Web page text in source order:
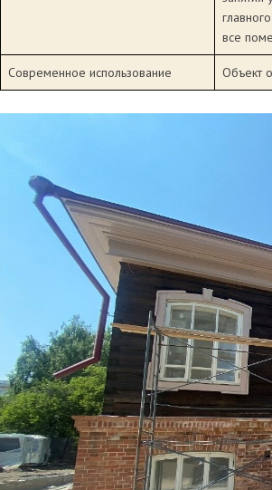
все
Современное использование Объект